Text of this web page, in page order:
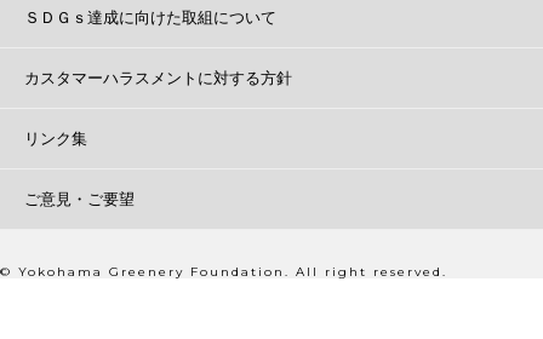
ＳＤＧｓ達成に向けた取組について
カスタマーハラスメントに対する方針
リンク集
ご意見・ご要望
© Yokohama Greenery Foundation. All right reserved.